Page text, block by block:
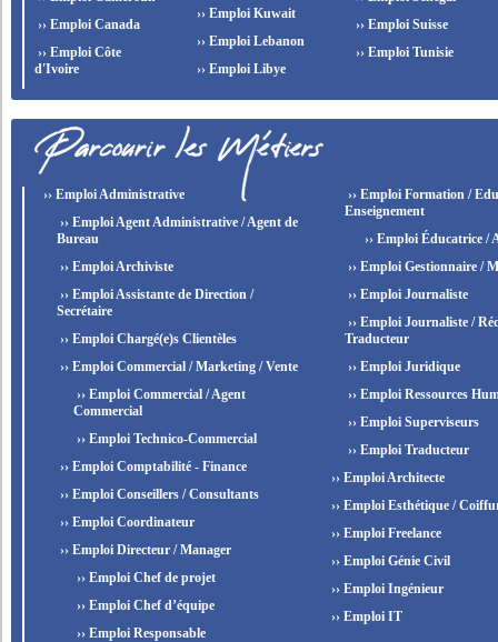
›› Emploi Canada
›› Emploi Côte
d'Ivoire
›› Emploi Kuwait
›› Emploi Lebanon
›› Emploi Libye
›› Emploi Suisse
›› Emploi Tunisie
›› Emploi Administrative
›› Emploi Agent Administrative / Agent de
Bureau
›› Emploi Archiviste
›› Emploi Assistante de Direction /
Secrétaire
›› Emploi Chargé(e)s Clientèles
›› Emploi Commercial / Marketing / Vente
›› Emploi Commercial / Agent
Commercial
›› Emploi Technico-Commercial
›› Emploi Comptabilité - Finance
›› Emploi Conseillers / Consultants
›› Emploi Coordinateur
›› Emploi Directeur / Manager
›› Emploi Chef de projet
›› Emploi Chef d’équipe
›› Emploi Responsable
›› Emploi Formation /
Enseignement
›› Emploi Éducatrice /
›› Emploi Gestionnaire /
›› Emploi Journaliste
›› Emploi Journaliste /
Traducteur
›› Emploi Juridique
›› Emploi Ressources
›› Emploi Superviseurs
›› Emploi Traducteur
›› Emploi Architecte
›› Emploi Esthétique /
›› Emploi Freelance
›› Emploi Génie Civil
›› Emploi Ingénieur
›› Emploi IT